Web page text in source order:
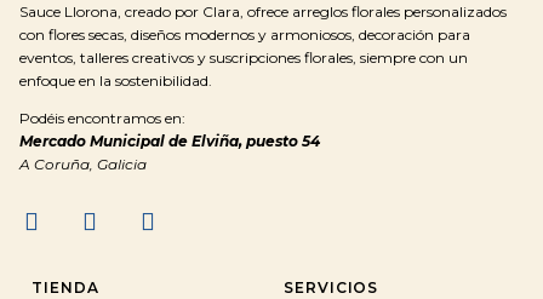
Sauce Llorona, creado por Clara, ofrece arreglos florales personalizados
con flores secas, diseños modernos y armoniosos, decoración para
eventos, talleres creativos y suscripciones florales, siempre con un
enfoque en la sostenibilidad.
Podéis encontramos en:
Mercado Municipal de Elviña, puesto 54
A Coruña, Galicia
TIENDA SERVICIOS